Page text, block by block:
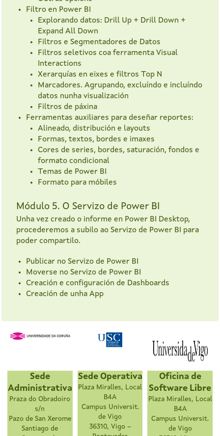
Filtro en Power BI
Explorando datos: Drill Up + Drill Down +
Expand All Down
Filtros e Segmentadores de Datos
Filtros seletivos coa ferramenta Visual
Interactions
Xerarquías en eixes e filtros Top N
Marcadores. Agrupando, excluíndo e incluíndo
datos nunha visualización
Filtros de páxina
Ferramentas auxiliares para deseñar reportes:
Alineado, distribución e layouts
Formas, textos, bordes e imaxes
Cores de series, bordes, saturación, fondos e
formato condicional
Temas de Power BI
Formato para móbiles
Módulo 5. O Servizo de Power BI
Unha vez creado o informe en Power BI Desktop,
procederemos a subilo ao Servizo de Power BI para
poder compartilo.
Publicar no Servizo de Power BI
Moverse no Servizo de Power BI
Creación e configuración de Dashboards
Creación de unha App
Sede
Administrativa
Praza do Obradoiro
s/n
Pazo de San Xerome
Santiago de
Sede Operativa
Plaza Miralles, Local
B4A
Campus Universit.
de Vigo
36310, Vigo –
Oficina de
Software Libre
Plaza Miralles, Local
B4A
Campus Universit.
de Vigo